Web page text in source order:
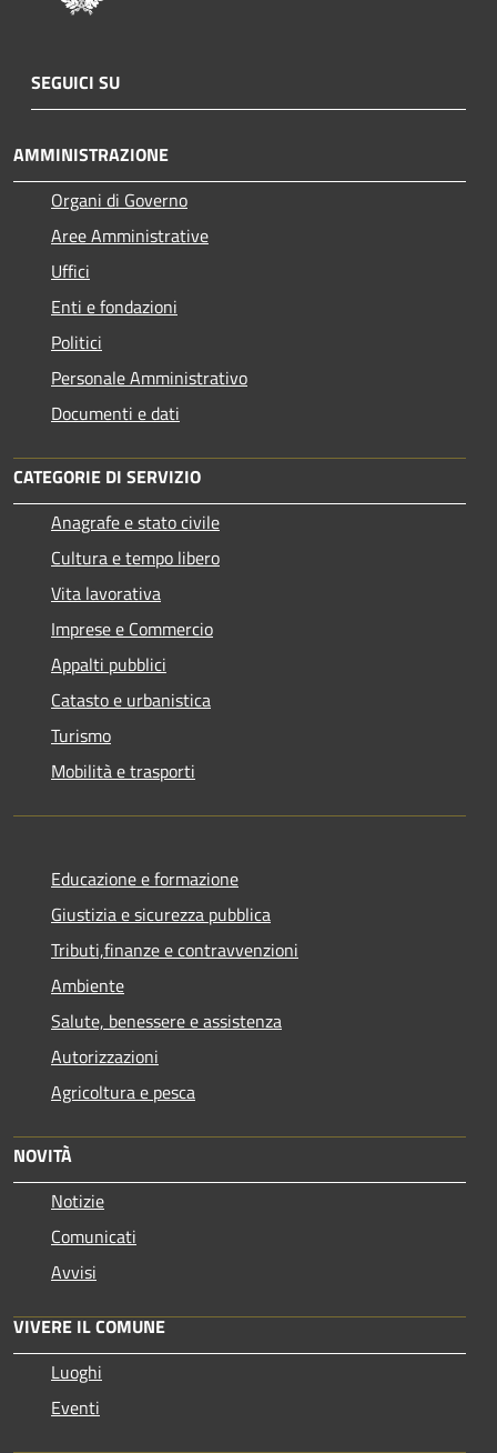
SEGUICI SU
AMMINISTRAZIONE
Organi di Governo
Aree Amministrative
Uffici
Enti e fondazioni
Politici
Personale Amministrativo
Documenti e dati
CATEGORIE DI SERVIZIO
Anagrafe e stato civile
Cultura e tempo libero
Vita lavorativa
Imprese e Commercio
Appalti pubblici
Catasto e urbanistica
Turismo
Mobilità e trasporti
Educazione e formazione
Giustizia e sicurezza pubblica
Tributi,finanze e contravvenzioni
Ambiente
Salute, benessere e assistenza
Autorizzazioni
Agricoltura e pesca
NOVITÀ
Notizie
Comunicati
Avvisi
VIVERE IL COMUNE
Luoghi
Eventi